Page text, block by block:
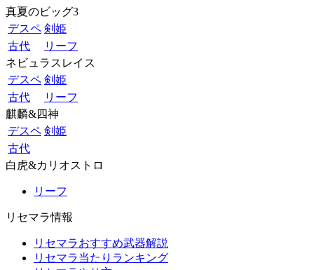
真夏のビッグ3
デスペ 剣姫
古代
リーフ
ネビュラスレイス
デスペ 剣姫
古代
リーフ
麒麟&四神
デスペ 剣姫
古代
白虎&カリオストロ
リーフ
リセマラ情報
リセマラおすすめ武器解説
リセマラ当たりランキング